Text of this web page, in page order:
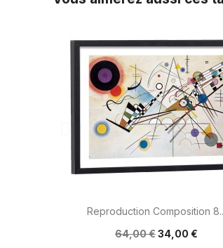
Aperçu rapide
Reproduction Composition
64,00 €34,00 €